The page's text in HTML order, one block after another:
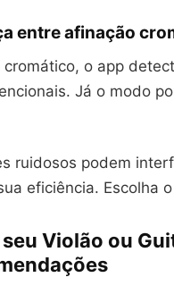
entre afinação
cromático, o app
Já o modo
ruidosos podem
eficiência. Escolha
Violão ou